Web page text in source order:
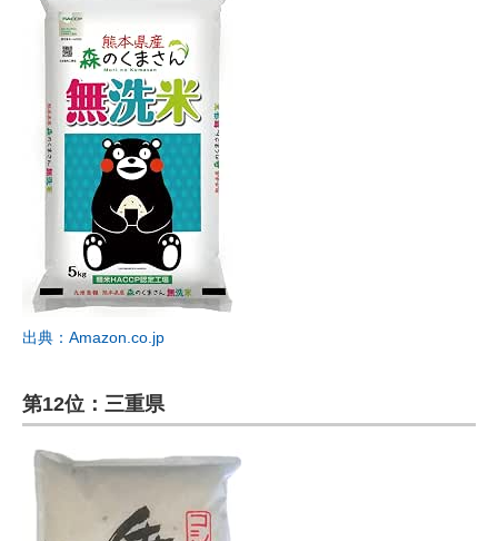
出典：Amazon.co.jp
第12位：三重県